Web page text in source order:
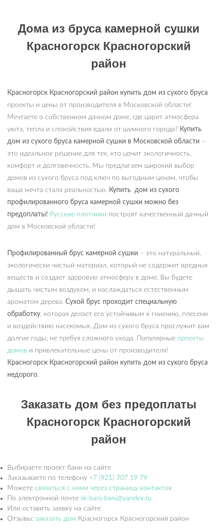
Дома из бруса камерной сушки
Красногорск Красногорский
район
Красногорск Красногорский район купить дом из сухого бруса
проекты и цены от производителя в Московской области!
Мечтаете о собственном дачном доме, где царит атмосфера
уюта, тепла и спокойствия вдали от шумного города? Купить
дом из сухого бруса камерной сушки в Московской области –
это идеальное решение для тех, кто ценит экологичность,
комфорт и долговечность. Мы предлагаем широкий выбор
домов из сухого бруса под ключ по выгодным ценам, чтобы
ваша мечта стала реальностью. Купить дом из сухого
профилированного бруса камерной сушки можно без
предоплаты! Русские плотники построят качественный дачный
дом в Московской области!
Профилированный брус камерной сушки – это натуральный,
экологически чистый материал, который не содержит вредных
веществ и создает здоровую атмосферу в доме. Вы будете
дышать чистым воздухом, и наслаждаться естественным
ароматом дерева. Сухой брус проходит специальную
обработку, которая делает его устойчивым к гниению, плесени
и воздействию насекомых. Дом из сухого бруса прослужит вам
долгие годы, не требуя сложного ухода. Популярные проекты
домов и привлекательные цены от производителя!
Красногорск Красногорский район купить дом из сухого бруса
недорого.
Заказать дом без предоплаты
Красногорск Красногорский
район
Выбираете проект бани на сайте
Заказываете по телефону +7 (921) 707 19 79
Можете связаться с нами через страницу контактов
По электронной почте sk-bani-bani@yandex.ru
Или оставить заявку на сайте
Отзывы: заказать дом Красногорск Красногорский район